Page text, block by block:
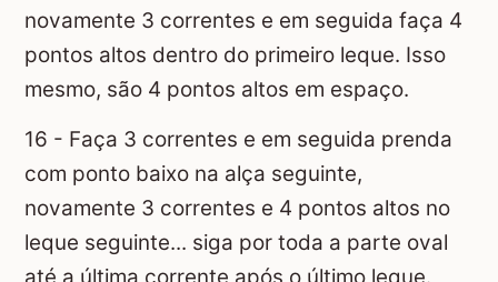
novamente 3 correntes e em seguida faça 4
pontos altos dentro do primeiro leque. Isso
mesmo, são 4 pontos altos em espaço.
16 - Faça 3 correntes e em seguida prenda
com ponto baixo na alça seguinte,
novamente 3 correntes e 4 pontos altos no
leque seguinte... siga por toda a parte oval
até a última corrente após o último leque.